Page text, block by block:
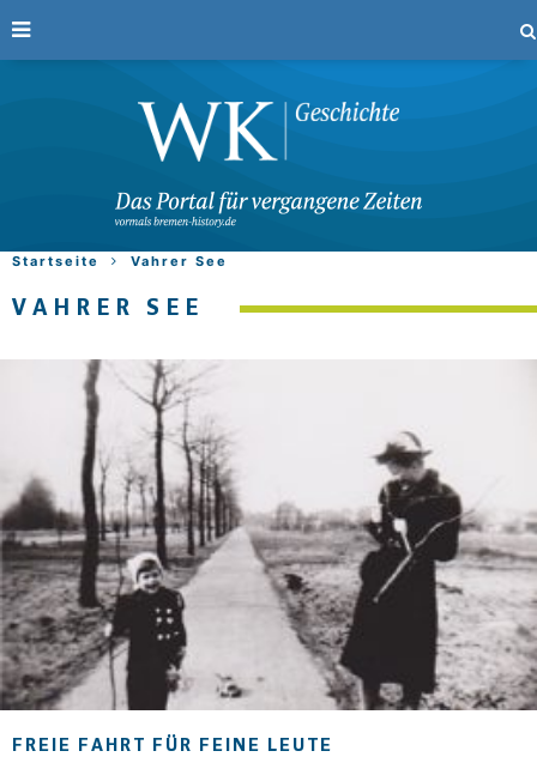
Startseite Vahrer See
VAHRER SEE
FREIE FAHRT FÜR FEINE LEUTE